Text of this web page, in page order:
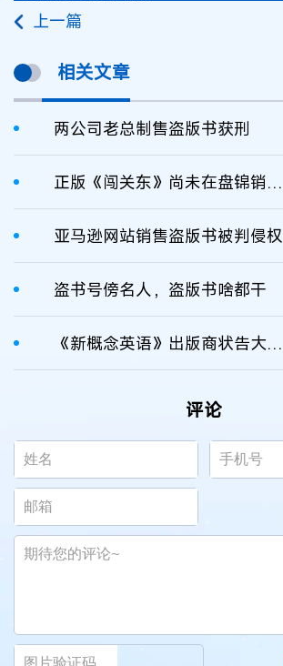
上一篇
相关文章
两公司老总制售盗版书获刑
正版《闯关东》尚未在盘锦销售 盗版书卖得正欢
亚马逊网站销售盗版书被判侵权
盗书号傍名人，盗版书啥都干
《新概念英语》出版商状告大连11书商卖30本盗版书
评论